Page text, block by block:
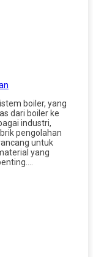
boiler, yang
dari boiler ke
industri,
pengolahan
untuk
yang